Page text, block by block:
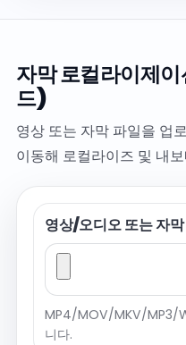
자막 로컬라이제
드)
영상 또는 자막 파일을 업
이동해 로컬라이즈 및 내
영상/오디오 또는 자
MP4/MOV/MKV/MP3/
니다.